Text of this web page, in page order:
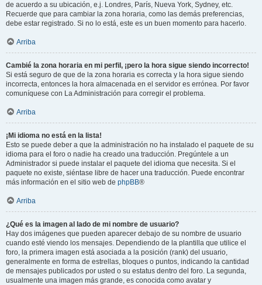
de acuerdo a su ubicación, e.j. Londres, París, Nueva York, Sydney, etc.
Recuerde que para cambiar la zona horaria, como las demás preferencias,
debe estar registrado. Si no lo está, este es un buen momento para hacerlo.
Arriba
Cambié la zona horaria en mi perfil, ¡pero la hora sigue siendo incorrecto!
Si está seguro de que de la zona horaria es correcta y la hora sigue siendo
incorrecta, entonces la hora almacenada en el servidor es errónea. Por favor
comuníquese con La Administración para corregir el problema.
Arriba
¡Mi idioma no está en la lista!
Esto se puede deber a que la administración no ha instalado el paquete de su
idioma para el foro o nadie ha creado una traducción. Pregúntele a un
Administrador si puede instalar el paquete del idioma que necesita. Si el
paquete no existe, siéntase libre de hacer una traducción. Puede encontrar
más información en el sitio web de phpBB®
Arriba
¿Qué es la imagen al lado de mi nombre de usuario?
Hay dos imágenes que pueden aparecer debajo de su nombre de usuario
cuando esté viendo los mensajes. Dependiendo de la plantilla que utilice el
foro, la primera imagen está asociada a la posición (rank) del usuario,
generalmente en forma de estrellas, bloques o puntos, indicando la cantidad
de mensajes publicados por usted o su estatus dentro del foro. La segunda,
usualmente una imagen más grande, es conocida como avatar y